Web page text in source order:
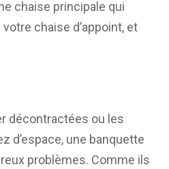
chaise principale qui
chaise d’appoint, et
décontractées ou les
d’espace, une banquette
problèmes. Comme ils